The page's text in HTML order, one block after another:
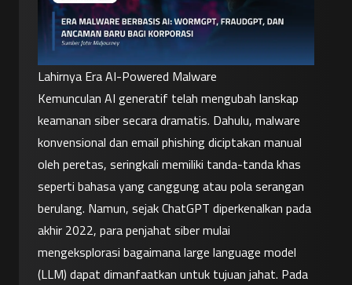
Lahirnya Era AI-Powered Malware
Kemunculan AI generatif telah mengubah lanskap
keamanan siber secara dramatis. Dahulu, malware
konvensional dan email phishing diciptakan manual
oleh peretas, seringkali memiliki tanda-tanda khas
seperti bahasa yang canggung atau pola serangan
berulang. Namun, sejak ChatGPT diperkenalkan pada
akhir 2022, para penjahat siber mulai
mengeksplorasi bagaimana large language model
(LLM) dapat dimanfaatkan untuk tujuan jahat. Pada